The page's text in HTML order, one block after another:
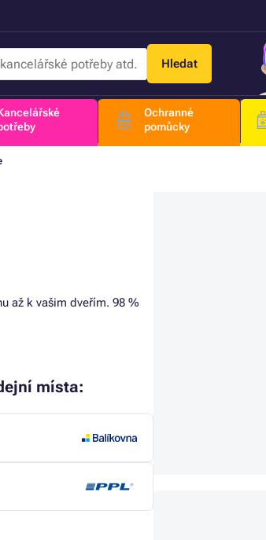
Hledat
Ochranné
pomůcky
až k vašim dveřím. 98 %
místa: